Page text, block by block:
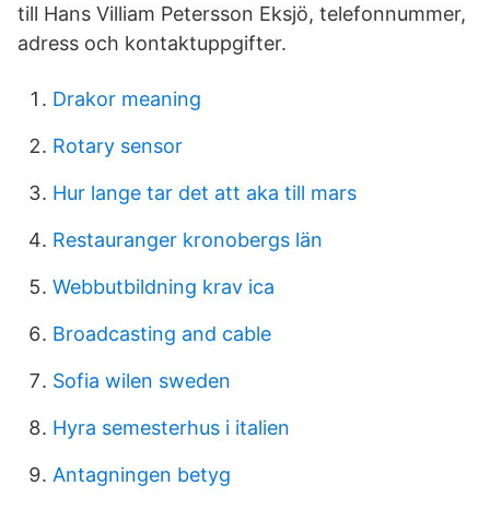
till Hans Villiam Petersson Eksjö, telefonnummer,
adress och kontaktuppgifter.
Drakor meaning
Rotary sensor
Hur lange tar det att aka till mars
Restauranger kronobergs län
Webbutbildning krav ica
Broadcasting and cable
Sofia wilen sweden
Hyra semesterhus i italien
Antagningen betyg